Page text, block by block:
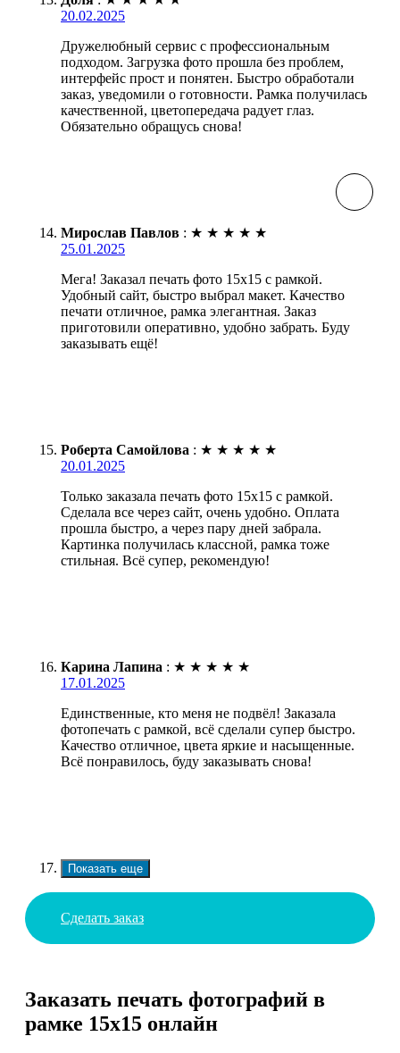
20.02.2025
Дружелюбный сервис с профессиональным
подходом. Загрузка фото прошла без проблем,
интерфейс прост и понятен. Быстро обработали
заказ, уведомили о готовности. Рамка получилась
качественной, цветопередача радует глаз.
Обязательно обращусь снова!
Мирослав Павлов : ★ ★ ★ ★ ★
25.01.2025
Мега! Заказал печать фото 15х15 с рамкой.
Удобный сайт, быстро выбрал макет. Качество
печати отличное, рамка элегантная. Заказ
приготовили оперативно, удобно забрать. Буду
заказывать ещё!
Роберта Самойлова : ★ ★ ★ ★ ★
20.01.2025
Только заказала печать фото 15х15 с рамкой.
Сделала все через сайт, очень удобно. Оплата
прошла быстро, а через пару дней забрала.
Картинка получилась классной, рамка тоже
стильная. Всё супер, рекомендую!
Карина Лапина : ★ ★ ★ ★ ★
17.01.2025
Единственные, кто меня не подвёл! Заказала
фотопечать с рамкой, всё сделали супер быстро.
Качество отличное, цвета яркие и насыщенные.
Всё понравилось, буду заказывать снова!
Показать еще
Сделать заказ
Заказать печать фотографий в
рамке 15х15 онлайн